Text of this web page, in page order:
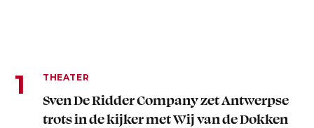
THEATER
Sven De Ridder Company zet Antwerpse
trots in de kijker met Wij van de Dokken